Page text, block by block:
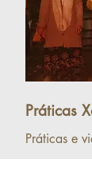
Práticas
Práticas e